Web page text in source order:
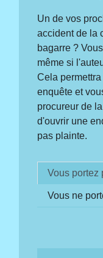
Un de vos
accident de la
bagarre ?
même si
Cela
enquête et
procureur de
d'ouvrir une
pas plainte.
Vous portez
Vous ne